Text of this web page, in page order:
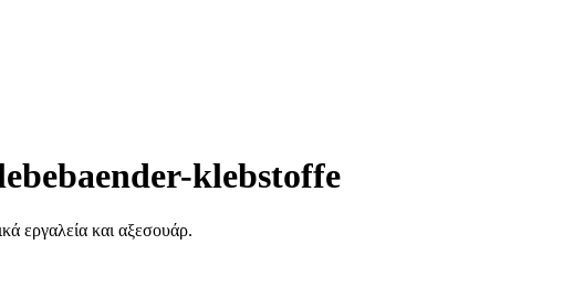
klebstoffe
εργαλεία και αξεσουάρ.